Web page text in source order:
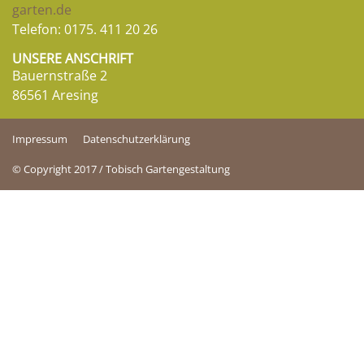
garten.de
Telefon: 0175. 411 20 26
UNSERE ANSCHRIFT
Bauernstraße 2
86561 Aresing
© Copyright 2017 / Tobisch Gartengestaltung
Impressum Datenschutzerklärung